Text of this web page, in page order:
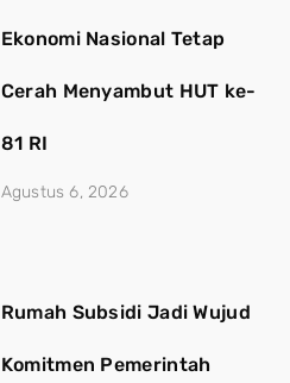
Ekonomi Nasional Tetap
Cerah Menyambut HUT ke-
81 RI
Agustus 6, 2026
Rumah Subsidi Jadi Wujud
Komitmen Pemerintah